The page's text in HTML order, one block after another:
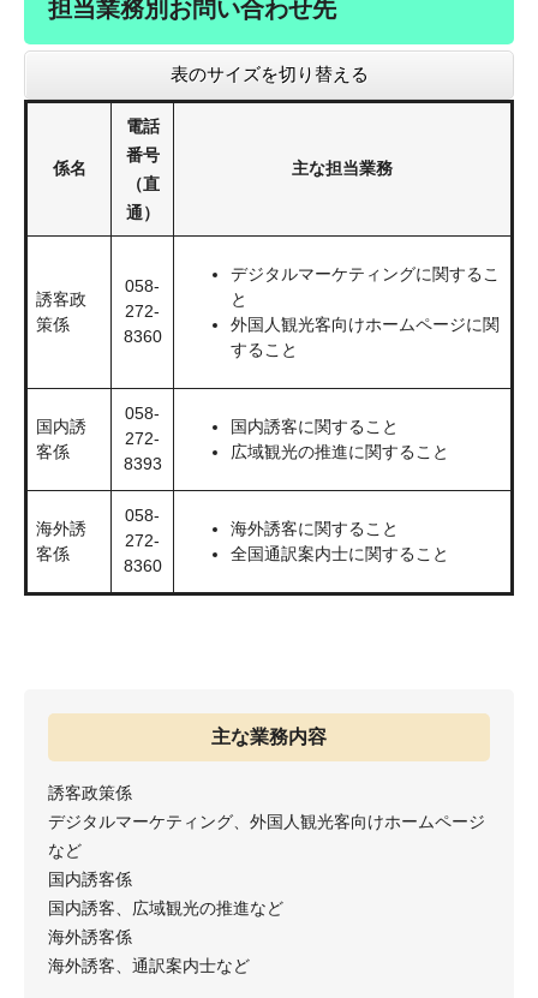
担当業務別お問い合わせ先
表のサイズを切り替える
係名
電話
番号
（直
通）
主な担当業務
誘客政
策係
058-
272-
8360
デジタルマーケティングに関するこ
と
外国人観光客向けホームページに関
すること
国内誘
客係
058-
272-
8393
国内誘客に関すること
広域観光の推進に関すること
海外誘
客係
058-
272-
8360
海外誘客に関すること
全国通訳案内士に関すること
主な業務内容
誘客政策係
デジタルマーケティング、外国人観光客向けホームページ
など
国内誘客係
国内誘客、広域観光の推進など
海外誘客係
海外誘客、通訳案内士など